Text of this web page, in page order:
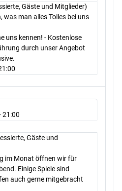
Gäste und Mitglieder)
was man alles Tolles bei uns
uns kennen! - Kostenlose
durch unser Angebot
21:00
Gäste und
im Monat öffnen wir für
Einige Spiele sind
auch gerne mitgebracht